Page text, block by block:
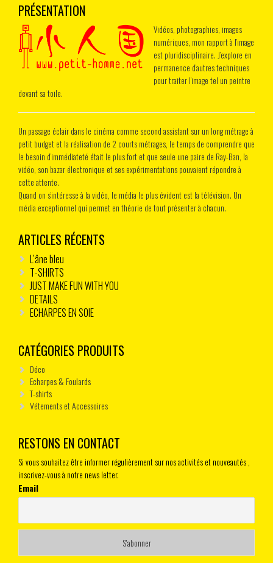
PRÉSENTATION
Vidéos, photographies, images
numériques, mon rapport à l’image
est pluridisciplinaire. J’explore en
permanence d’autres techniques
pour traiter l’image tel un peintre
devant sa toile.
Un passage éclair dans le cinéma comme second assistant sur un long métrage à
petit budget et la réalisation de 2 courts métrages, le temps de comprendre que
le besoin d’immédiateté était le plus fort et que seule une paire de Ray-Ban, la
vidéo, son bazar électronique et ses expérimentations pouvaient répondre à
cette attente.
Quand on s’intéresse à la vidéo, le média le plus évident est la télévision. Un
média exceptionnel qui permet en théorie de tout présenter à chacun.
ARTICLES RÉCENTS
L’âne bleu
T-SHIRTS
JUST MAKE FUN WITH YOU
DETAILS
ECHARPES EN SOIE
CATÉGORIES PRODUITS
Déco
Echarpes & Foulards
T-shirts
Vétements et Accessoires
RESTONS EN CONTACT
Si vous souhaitez être informer régulièrement sur nos activités et nouveautés ,
inscrivez-vous à notre news letter.
Email